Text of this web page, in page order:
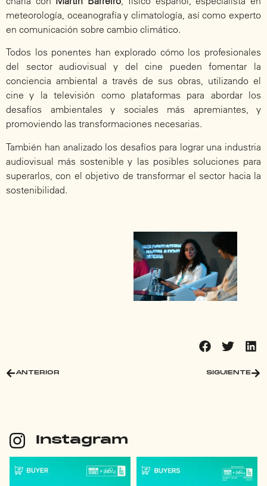
meteorología, oceanografía y climatología, así como experto
en comunicación sobre cambio climático.
Todos los ponentes han explorado cómo los profesionales
del sector audiovisual y del cine pueden fomentar la
conciencia ambiental a través de sus obras, utilizando el
cine y la televisión como plataformas para abordar los
desafíos ambientales y sociales más apremiantes, y
promoviendo las transformaciones necesarias.
También han analizado los desafíos para lograr una industria
audiovisual más sostenible y las posibles soluciones para
superarlos, con el objetivo de transformar el sector hacia la
sostenibilidad.
ANTERIOR SIGUIENTE
Instagram